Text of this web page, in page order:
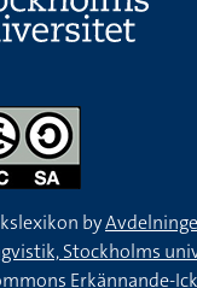
by
Stockholms
Erkännande-